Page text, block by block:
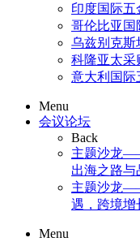
印度国际五
哥伦比亚国
乌兹别克斯
科隆亚太采
意大利国际
Menu
会议论坛
Back
主题沙龙
出海之路与
主题沙龙
遇，跨境增
Menu